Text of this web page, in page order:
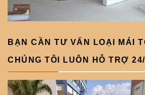
BẠN CẦN TƯ VẤN LOẠI MÁI
CHÚNG TÔI LUÔN HỖ TRỢ